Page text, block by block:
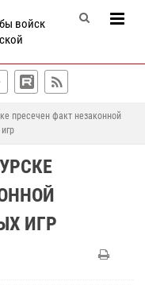
войск
пресечен факт незаконной
ИГР